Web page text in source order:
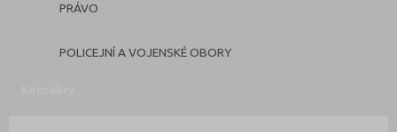
PRÁVO
POLICEJNÍ A VOJENSKÉ OBORY